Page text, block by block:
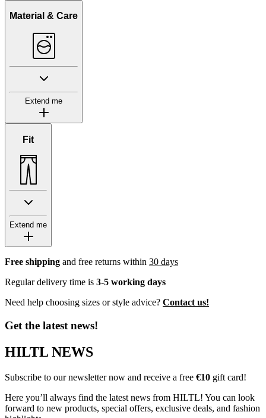
Material & Care
Extend me
Fit
Extend me
Free shipping and free returns within 30 days
Regular delivery time is 3-5 working days
Need help choosing sizes or style advice? Contact us!
Get the latest news!
HILTL NEWS
Subscribe to our newsletter now and receive a free €10 gift card!
Here you’ll always find the latest news from HILTL! You can look
forward to new products, special offers, exclusive deals, and fashion